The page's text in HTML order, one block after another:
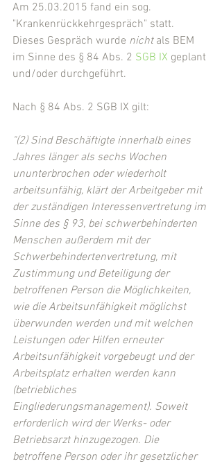
Am 25.03.2015 fand ein sog.
"Krankenrückkehrgespräch" statt.
Dieses Gespräch wurde nicht als BEM
im Sinne des § 84 Abs. 2 SGB IX geplant
und/oder durchgeführt.
Nach § 84 Abs. 2 SGB IX gilt:
"(2) Sind Beschäftigte innerhalb eines
Jahres länger als sechs Wochen
ununterbrochen oder wiederholt
arbeitsunfähig, klärt der Arbeitgeber mit
der zuständigen Interessenvertretung im
Sinne des § 93, bei schwerbehinderten
Menschen außerdem mit der
Schwerbehindertenvertretung, mit
Zustimmung und Beteiligung der
betroffenen Person die Möglichkeiten,
wie die Arbeitsunfähigkeit möglichst
überwunden werden und mit welchen
Leistungen oder Hilfen erneuter
Arbeitsunfähigkeit vorgebeugt und der
Arbeitsplatz erhalten werden kann
(betriebliches
Eingliederungsmanagement). Soweit
erforderlich wird der Werks- oder
Betriebsarzt hinzugezogen. Die
betroffene Person oder ihr gesetzlicher